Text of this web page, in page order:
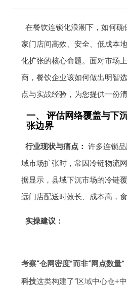
在餐饮连锁化浪潮下，如何
家门店间高效、安全、低成本
化扩张的核心命题。面对市场
商，餐饮企业该如何做出明智
点与实战经验，为您提供一份
一、 评估网络覆盖与下
张边界
行业现状与痛点： 许多连锁
域市场扩张时，常因冷链物流
据显示，县域下沉市场的冷链
远门店配送时效长、成本高，
实操建议：
考察“仓网密度”而非“网点数量”
科技这类构建了“区域中心仓+